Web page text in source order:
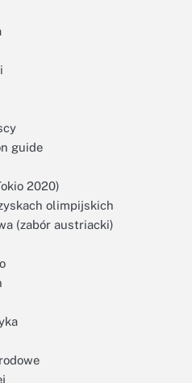
guide
2020)
olimpijskich
(zabór austriacki)